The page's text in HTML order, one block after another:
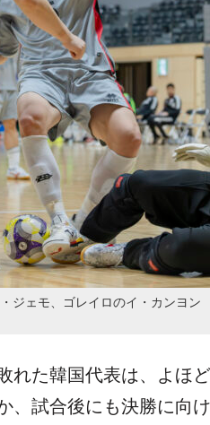
・ジェモ、ゴレイロのイ・カンヨ
れた韓国代表は、よほ
、試合後にも決勝に向